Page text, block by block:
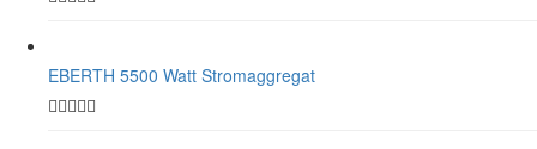
EBERTH 5500 Watt Stromaggregat